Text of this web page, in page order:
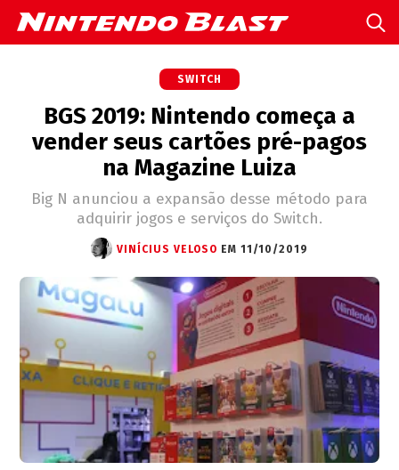
SWITCH
BGS 2019: Nintendo começa a
vender seus cartões pré-pagos
na Magazine Luiza
Big N anunciou a expansão desse método para
adquirir jogos e serviços do Switch.
VINÍCIUS VELOSO EM 11/10/2019